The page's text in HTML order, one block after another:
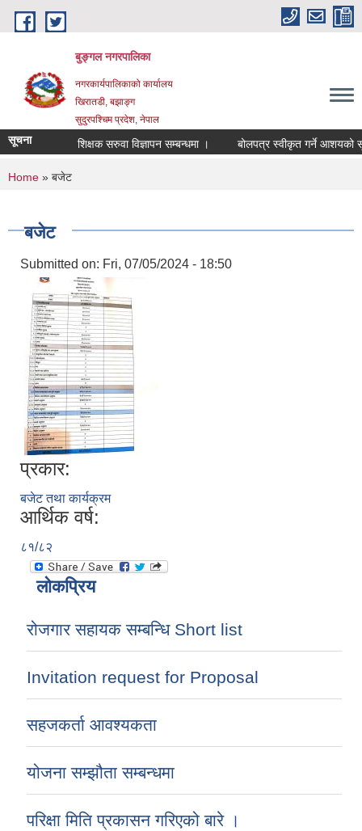
Skip to main content
बुङ्गल नगरपालिका
नगरकार्यपालिकाको कार्यालय
खिरातडी, बझाङ्ग
सुदुरपश्चिम प्रदेश, नेपाल
सूचना शिक्षक सरुवा विज्ञापन सम्बन्धमा । बोलपत्र स्वीकृत गर्ने आशयको
You are here
Home » बजेट
बजेट
Submitted on: Fri, 07/05/2024 - 18:50
प्रकार:
बजेट तथा कार्यक्रम
आर्थिक वर्ष:
८१/८२
लोकप्रिय
रोजगार सहायक सम्बन्धि Short list
Invitation request for Proposal
सहजकर्ता आवश्यकता
योजना सम्झौता सम्बन्धमा
परिक्षा मिति प्रकासन गरिएको बारे ।